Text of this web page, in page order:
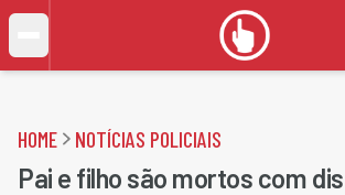
HOME NOTÍCIAS POLICIAIS
Pai e filho são mortos com